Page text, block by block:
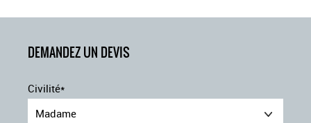
Climatisation automatique
contrôle électronique de la stabilité
détecteur de pluie
Feux de jour à LED
Frein de stationnement électrique
DEMANDEZ UN DEVIS
Civilité*
Madame